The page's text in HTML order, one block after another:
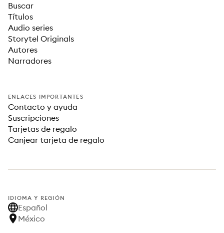
Buscar
Títulos
Audio series
Storytel Originals
Autores
Narradores
ENLACES IMPORTANTES
Contacto y ayuda
Suscripciones
Tarjetas de regalo
Canjear tarjeta de regalo
IDIOMA Y REGIÓN
Español
México